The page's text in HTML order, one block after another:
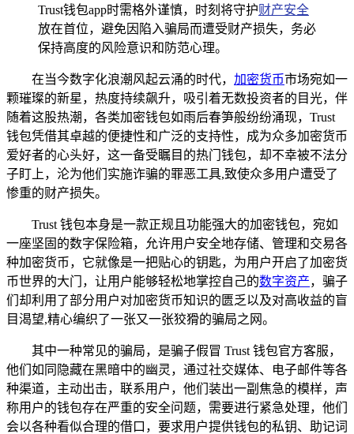
Trust钱包app时需格外谨慎，时刻将守护财产安全
放在首位，避免因陷入骗局而遭受财产损失，务必
保持高度的风险意识和防范心理。
在当今数字化浪潮风起云涌的时代， 加密货币市场宛如一
颗璀璨的新星，热度持续飙升，吸引着无数投资者的目光，伴
随着这股热潮，各类加密钱包如雨后春笋般纷纷涌现，Trust
钱包凭借其卓越的便捷性和广泛的支持性，成为众多加密货币
爱好者的心头好，这一备受瞩目的热门钱包，却不幸被不法分
子盯上，沦为他们实施诈骗的罪恶工具,致使众多用户遭受了
惨重的财产损失。
Trust 钱包本身是一款正规且功能强大的加密钱包，宛如
一座坚固的数字保险箱，允许用户安全地存储、管理和交易各
种加密货币，它就像是一把贴心的钥匙，为用户开启了加密货
币世界的大门，让用户能够轻松地掌控自己的数字资产，骗子
们却利用了部分用户对加密货币知识的匮乏以及对高收益的盲
目渴望,精心编织了一张又一张狡猾的骗局之网。
其中一种常见的骗局，是骗子假冒 Trust 钱包官方客服，
他们如同隐藏在黑暗中的幽灵，通过社交媒体、电子邮件等各
种渠道，主动出击，联系用户，他们装出一副焦急的模样，声
称用户的钱包存在严重的安全问题，需要进行紧急处理，他们
会以各种看似合理的借口，要求用户提供钱包的私钥、助记词